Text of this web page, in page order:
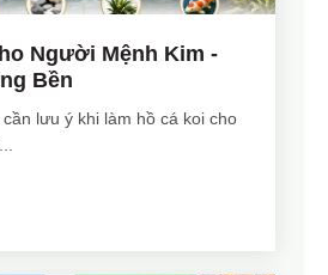
Người Mệnh Kim -
Bền
lưu ý khi làm hồ cá koi cho